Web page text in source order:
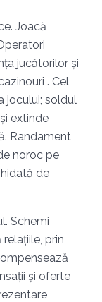
Joacă
jucătorilor și
. Cel
jocului; soldul
extinde
Randament
noroc pe
de
Schemi
prin
și oferte